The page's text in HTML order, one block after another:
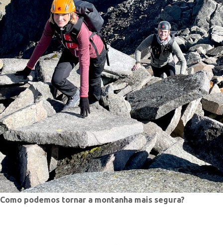
Como podemos tornar a montanha mais segura?